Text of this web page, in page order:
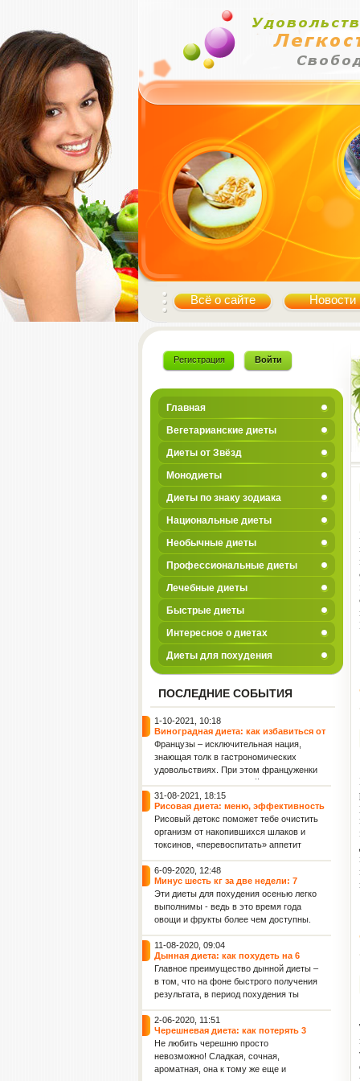
Всё о сайте Новости
Регистрация Войти
Главная
Вегетарианские диеты
Диеты от Звёзд
Монодиеты
Диеты по знаку зодиака
Национальные диеты
Необычные диеты
Профессиональные диеты
Лечебные диеты
Быстрые диеты
Интересное о диетах
Диеты для похудения
ПОСЛЕДНИЕ СОБЫТИЯ
1-10-2021, 10:18
Виноградная диета: как избавиться от
2 кг лишнего веса всего за 4 дня
Французы – исключительная нация,
знающая толк в гастрономических
удовольствиях. При этом француженки
считаются самыми стройными
женщинами в мире. Поэтому не
удивляет, что именно во Франции
придумали диету для похудения,
включающую такое изысканное и
весьма калорийное лакомство, как
виноград.
31-08-2021, 18:15
Рисовая диета: меню, эффективность
и польза для женского здоровья
Рисовый детокс поможет тебе очистить
организм от накопившихся шлаков и
токсинов, «перевоспитать» аппетит
уйдет), а также обрести фигуру своей
мечты! Данная рисовая диета
рассчитана на 36 дней: 4 этапа по 9
дней каждый.
6-09-2020, 12:48
Минус шесть кг за две недели: 7
эффективных диет осени для фигуры
и укрепления иммунитета
Эти диеты для похудения осенью легко
выполнимы - ведь в это время года
овощи и фрукты более чем доступны.
11-08-2020, 09:04
Дынная диета: как похудеть на 6
килограммов за 7 дней
Главное преимущество дынной диеты –
в том, что на фоне быстрого получения
результата, в период похудения ты
Ведь дыня отлично насыщает.
Кроме того, после дынной диеты ты
отметишь заметное улучшение
упругости кожи и уменьшение
целлюлита.
2-06-2020, 11:51
Черешневая диета: как потерять 3
килограмма всего лишь за 7 дней
Не любить черешню просто
невозможно! Сладкая, сочная,
ароматная, она к тому же еще и